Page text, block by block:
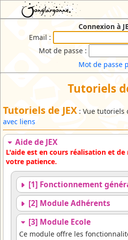
JEX :
Connexion à
Email :
Mot de passe :
Mot de passe
Tutoriels
Tutoriels de JEX : Vue tutoriels
avec liens
Aide de JEX
L'aide est en cours réalisation et
votre patience.
[1] Fonctionnement
[2] Module Adhérents
[3] Module Ecole
Ce module offre les